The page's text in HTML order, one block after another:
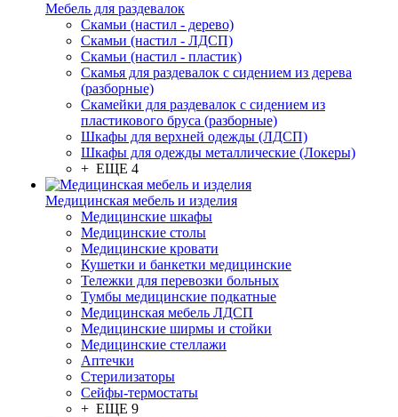
Мебель для раздевалок
Скамьи (настил - дерево)
Скамьи (настил - ЛДСП)
Скамьи (настил - пластик)
Скамья для раздевалок с сидением из дерева
(разборные)
Скамейки для раздевалок с сидением из
пластикового бруса (разборные)
Шкафы для верхней одежды (ЛДСП)
Шкафы для одежды металлические (Локеры)
+ ЕЩЕ 4
Медицинская мебель и изделия
Медицинские шкафы
Медицинские столы
Медицинские кровати
Кушетки и банкетки медицинские
Тележки для перевозки больных
Тумбы медицинские подкатные
Медицинская мебель ЛДСП
Медицинские ширмы и стойки
Медицинские стеллажи
Аптечки
Стерилизаторы
Сейфы-термостаты
+ ЕЩЕ 9